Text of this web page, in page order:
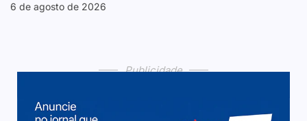
6 de agosto de 2026
Publicidade